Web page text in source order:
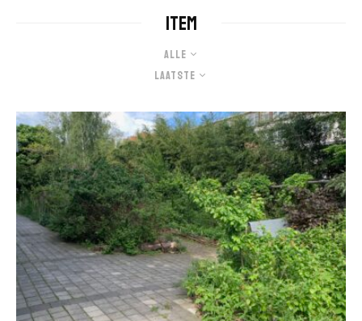
Item
Alle
Laatste